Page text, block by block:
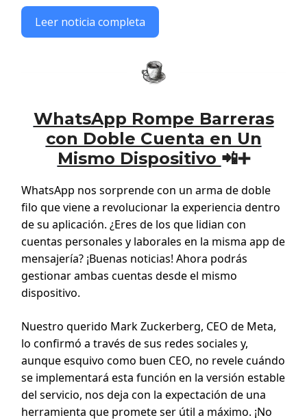
Leer noticia completa
WhatsApp Rompe Barreras
con Doble Cuenta en Un
Mismo Dispositivo 📲➕
WhatsApp nos sorprende con un arma de doble
filo que viene a revolucionar la experiencia dentro
de su aplicación. ¿Eres de los que lidian con
cuentas personales y laborales en la misma app de
mensajería? ¡Buenas noticias! Ahora podrás
gestionar ambas cuentas desde el mismo
dispositivo.
Nuestro querido Mark Zuckerberg, CEO de Meta,
lo confirmó a través de sus redes sociales y,
aunque esquivo como buen CEO, no revele cuándo
se implementará esta función en la versión estable
del servicio, nos deja con la expectación de una
herramienta que promete ser útil a máximo. ¡No